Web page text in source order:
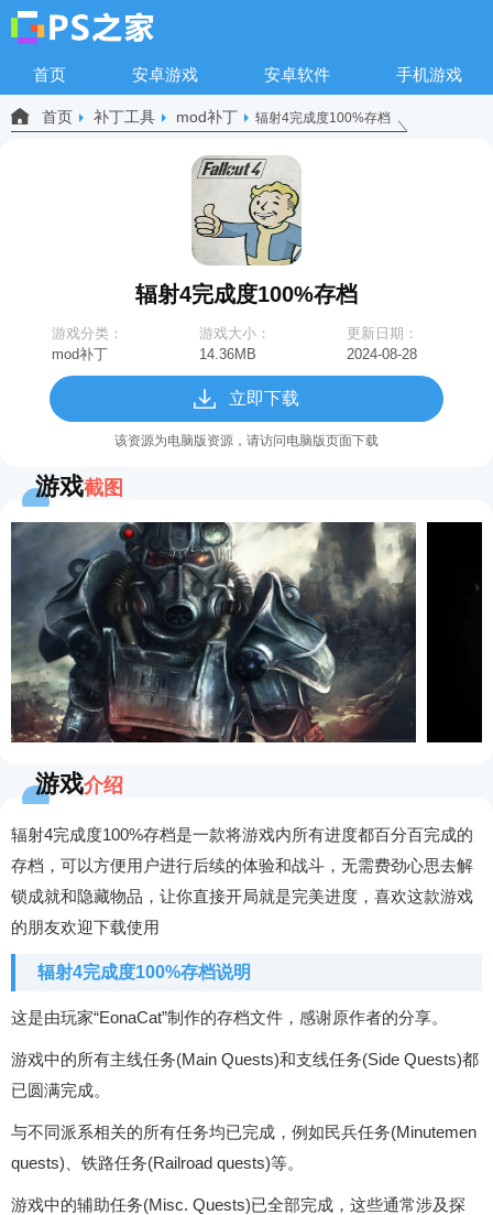
首页 安卓游戏 安卓软件 手机游戏
首页 补丁工具 mod补丁 辐射4完成度100%存档
辐射4完成度100%存档
游戏分类：
mod补丁
游戏大小：
14.36MB
更新日期：
2024-08-28
14:31:33
立即下载
该资源为电脑版资源，请访问电脑版页面下载
游戏截图
游戏介绍
辐射4完成度100%存档是一款将游戏内所有进度都百分百完成的
存档，可以方便用户进行后续的体验和战斗，无需费劲心思去解
锁成就和隐藏物品，让你直接开局就是完美进度，喜欢这款游戏
的朋友欢迎下载使用
辐射4完成度100%存档说明
这是由玩家“EonaCat”制作的存档文件，感谢原作者的分享。
游戏中的所有主线任务(Main Quests)和支线任务(Side Quests)都
已圆满完成。
与不同派系相关的所有任务均已完成，例如民兵任务(Minutemen
quests)、铁路任务(Railroad quests)等。
游戏中的辅助任务(Misc. Quests)已全部完成，这些通常涉及探